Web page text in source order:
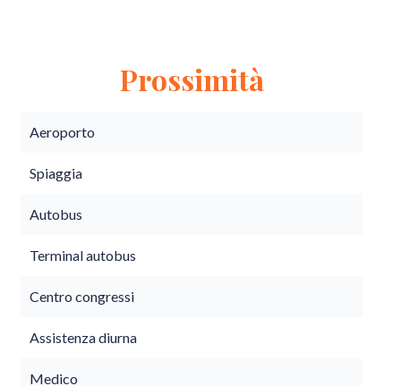
Prossimità
Aeroporto
Spiaggia
Autobus
Terminal autobus
Centro congressi
Assistenza diurna
Medico